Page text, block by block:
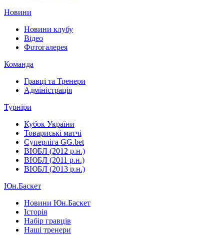
Новини
Новини клубу
Відео
Фотогалерея
Команда
Гравці та Тренери
Адміністрація
Турніри
Кубок України
Товариські матчі
Суперліга GG.bet
ВЮБЛ (2012 р.н.)
ВЮБЛ (2011 р.н.)
ВЮБЛ (2013 р.н.)
Юн.Баскет
Новини Юн.Баскет
Історія
Набір гравців
Наші тренери